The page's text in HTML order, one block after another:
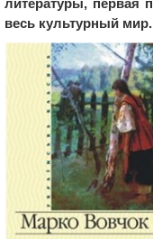
весь культурный мир.